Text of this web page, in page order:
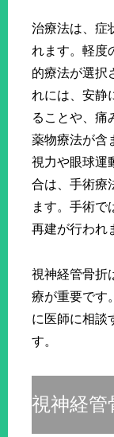
治療法は、症
れます。軽度
的療法が選択
れには、安静
ることや、痛
薬物療法が含
視力や眼球運
合は、手術療
ます。手術で
再建が行われ
視神経管骨折
療が重要です
に医師に相談
す。
視神経管